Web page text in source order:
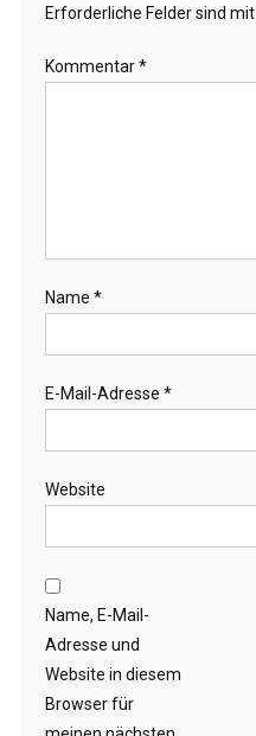
Erforderliche Felder sind mit
Kommentar*
Name *
E-Mail-Adresse *
Website
Name, E-Mail-
Adresse und
Website in diesem
Browser für